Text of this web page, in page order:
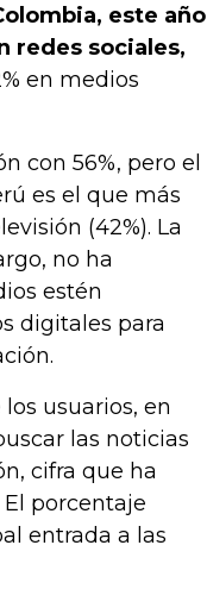
este año
redes sociales,
en medios
con 56%, pero el
es el que más
(42%). La
no ha
estén
digitales para
usuarios, en
las noticias
cifra que ha
El porcentaje
entrada a las